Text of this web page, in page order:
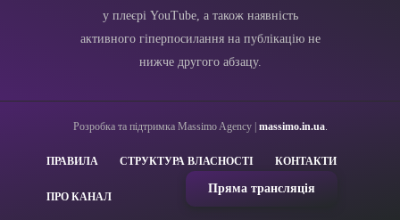
у плеєрі YouTube, а також наявність
активного гіперпосилання на публікацію не
нижче другого абзацу.
Розробка та підтримка Massimo Agency | massimo.in.ua.
ПРАВИЛА СТРУКТУРА ВЛАСНОСТІ КОНТАКТИ
ПРО КАНАЛ
Пряма трансляція